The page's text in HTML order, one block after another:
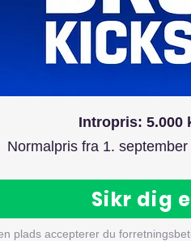
Intropris: 5.000
Normalpris fra 1.
Sikr dig
plads accepterer du